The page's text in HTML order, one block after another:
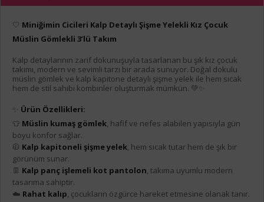
🤍 Miniğimin Cicileri Kalp Detaylı Şişme Yelekli Kız Çocuk
Müslin Gömlekli 3’lü Takım
Kalp detaylarının zarif dokunuşuyla tasarlanan bu şık kız çocuk
takımı, modern ve sevimli tarzı bir arada sunuyor. Doğal dokulu
müslin gömlek ve kalp kapitone detaylı şişme yelek ile hem sıcak
hem de stil sahibi kombinler oluşturmak mümkün. 💚✨
Ürün Özellikleri:
👕 Müslin kumaş gömlek, hafif ve nefes alabilen yapısıyla gün
boyu konfor sağlar.
🧥 Kalp kapitoneli şişme yelek, hem sıcak tutar hem de şık bir
görünüm sunar.
👖 Kalp panç işlemeli kot pantolon, takıma uyumlu modern
tasarıma sahiptir.
☁️ Rahat kalıp, çocukların özgürce hareket etmesine olanak tanır.